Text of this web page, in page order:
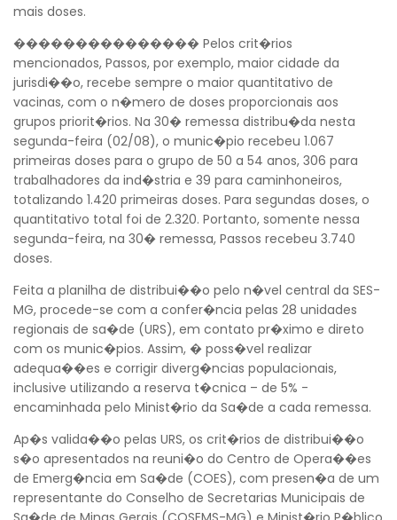
Voltar
mais doses.
��������������� Pelos crit�rios
mencionados, Passos, por exemplo, maior cidade da
jurisdi��o, recebe sempre o maior quantitativo de
vacinas, com o n�mero de doses proporcionais aos
grupos priorit�rios. Na 30� remessa distribu�da nesta
segunda-feira (02/08), o munic�pio recebeu 1.067
primeiras doses para o grupo de 50 a 54 anos, 306 para
trabalhadores da ind�stria e 39 para caminhoneiros,
totalizando 1.420 primeiras doses. Para segundas doses, o
quantitativo total foi de 2.320. Portanto, somente nessa
segunda-feira, na 30� remessa, Passos recebeu 3.740
doses.
Feita a planilha de distribui��o pelo n�vel central da SES-
MG, procede-se com a confer�ncia pelas 28 unidades
regionais de sa�de (URS), em contato pr�ximo e direto
com os munic�pios. Assim, � poss�vel realizar
adequa��es e corrigir diverg�ncias populacionais,
inclusive utilizando a reserva t�cnica – de 5% -
encaminhada pelo Minist�rio da Sa�de a cada remessa.
Ap�s valida��o pelas URS, os crit�rios de distribui��o
s�o apresentados na reuni�o do Centro de Opera��es
de Emerg�ncia em Sa�de (COES), com presen�a de um
representante do Conselho de Secretarias Municipais de